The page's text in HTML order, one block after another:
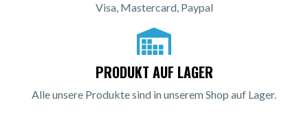
Visa, Mastercard, Paypal
PRODUKT AUF LAGER
Alle unsere Produkte sind in unserem Shop auf Lager.